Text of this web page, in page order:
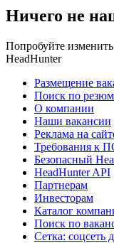
Ничего не
Попробуйте
HeadHunter
Размещение
Поиск по
О компании
Наши вакансии
Реклама на
Требования к
Безопасный
HeadHunter API
Партнерам
Инвесторам
Каталог
Поиск по
Сетка: соцсеть